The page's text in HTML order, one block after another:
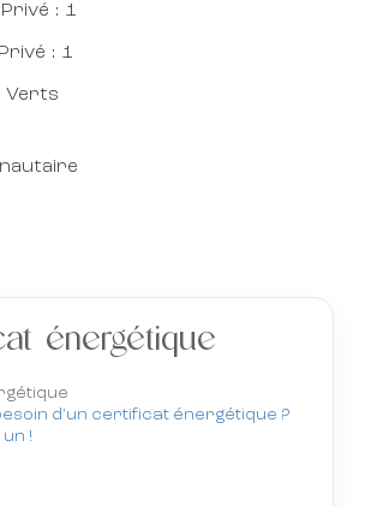
: 1
: 1
Verts
énergétique
d'un certificat énergétique ?
!